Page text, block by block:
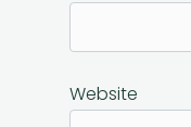
Website